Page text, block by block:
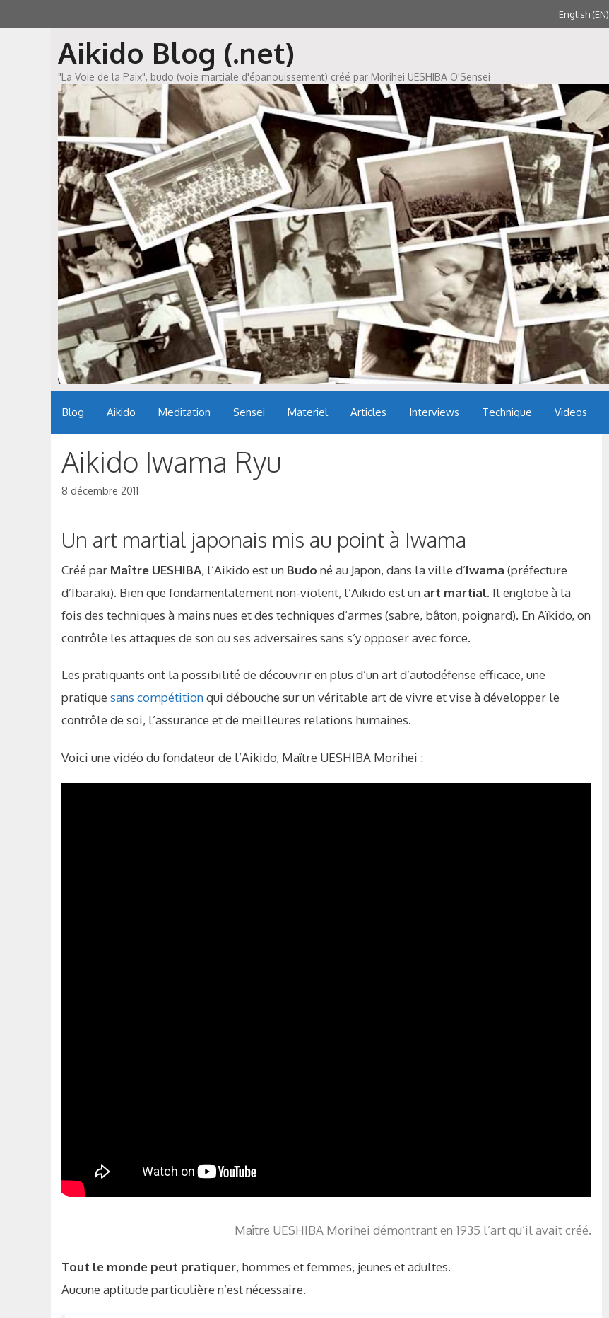
au
English (EN)
Aikido Blog (.net)
"La Voie de la Paix", budo (voie martiale d'épanouissement) créé par Morihei UESHIBA O'Sensei
Blog Aikido Meditation Sensei Materiel Articles Interviews Technique Videos
Aikido Iwama Ryu
8 décembre 2011
Un art martial japonais mis au point à Iwama
Créé par Maître UESHIBA, l’Aikido est un Budo né au Japon, dans la ville d’Iwama (préfecture
d’Ibaraki). Bien que fondamentalement non-violent, l’Aïkido est un art martial. Il englobe à la
fois des techniques à mains nues et des techniques d’armes (sabre, bâton, poignard). En Aïkido, on
contrôle les attaques de son ou ses adversaires sans s’y opposer avec force.
Les pratiquants ont la possibilité de découvrir en plus d’un art d’autodéfense efficace, une
pratique sans compétitionqui débouche sur un véritable art de vivre et vise à développer le
contrôle de soi, l’assurance et de meilleures relations humaines.
Voici une vidéo du fondateur de l’Aikido, Maître UESHIBA Morihei :
Maître UESHIBA Morihei démontrant en 1935 l’art qu’il avait créé.
Tout le monde peut pratiquer, hommes et femmes, jeunes et adultes.
Aucune aptitude particulière n’est nécessaire.